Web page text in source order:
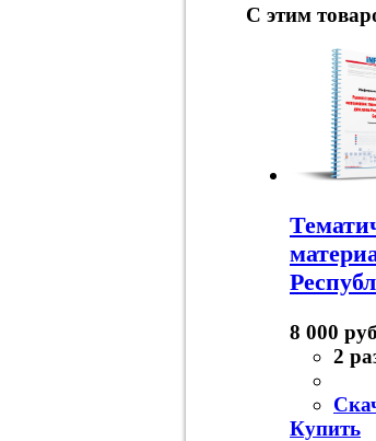
С этим
8 000 руб
2
Купить